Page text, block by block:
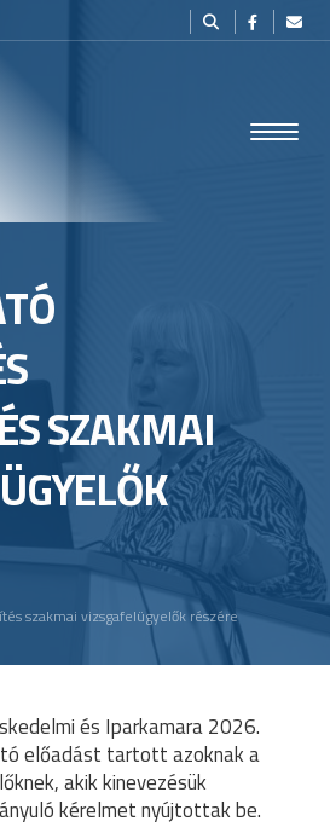
SZAKMAI
szakmai vizsgafelügyelők részére
és Iparkamara 2026.
előadást tartott azoknak a
akik kinevezésük
kérelmet nyújtottak be.